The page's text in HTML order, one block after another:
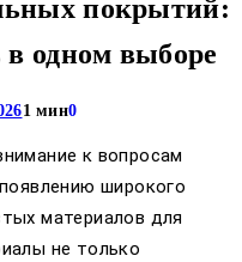
покрытий:
в одном выборе
1 мин0
к вопросам
широкого
материалов для
не только